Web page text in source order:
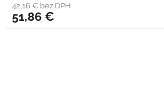
42,16 € bez DPH
51,86 €